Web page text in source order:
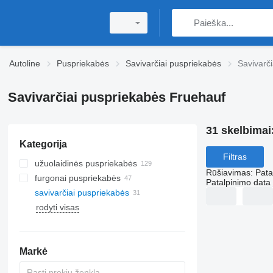
Autoline Puspriekabės Savivarčiai puspriekabės
Savivarčiai puspriekabės Fruehauf
Kategorija
užuolaidinės puspriekabės
furgonai puspriekabės
savivarčiai puspriekabės
rodyti visas
Markė
31
Filtras
Rūšiavimas:
Patalpinimo data